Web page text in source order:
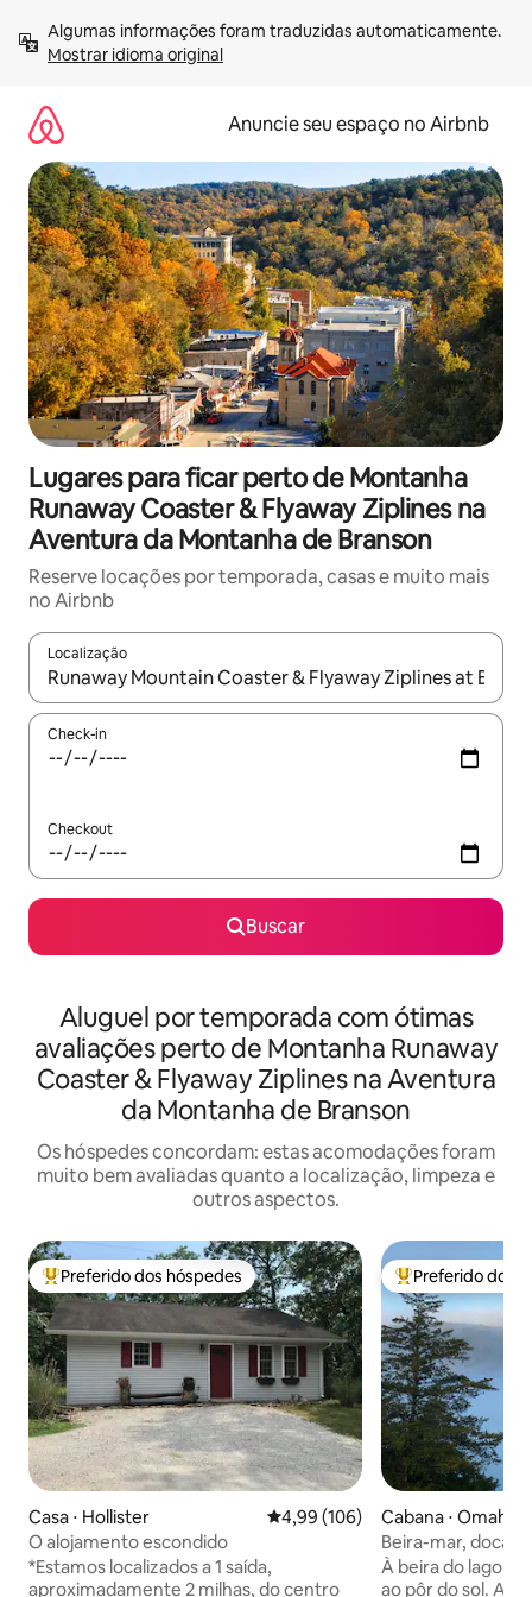
para
Mostrar idioma original
Anuncie seu espaço no Airbnb
Lugares para ficar perto de Montanha
Runaway Coaster & Flyaway Ziplines na
Aventura da Montanha de Branson
Reserve locações por temporada, casas e muito mais
no Airbnb
Localização
Quando os resultados estiverem disponíveis, explore-os
Check-in
Checkout
Buscar
Aluguel por temporada com ótimas
avaliações perto de Montanha Runaway
Coaster & Flyaway Ziplines na Aventura
da Montanha de Branson
Os hóspedes concordam: estas acomodações foram
muito bem avaliadas quanto a localização, limpeza e
outros aspectos.
Entre os melhores preferidos dos hóspedes
Preferido dos hóspedes
Casa ⋅ Hollister 4,99 de uma avaliação média de
4,99 (106)
O alojamento escondido
*Estamos localizados a 1 saída,
aproximadamente 2 milhas, do centro
Entre os
Preferido dos
Cabana ⋅ Omaha
Beira-mar, doca
banheira de
À beira do lago,
ao pôr do sol. Aproveite o lago a poucos